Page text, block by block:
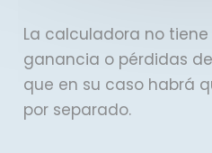
La calculadora no
ganancia o pérdidas
que en su caso habrá
por separado.